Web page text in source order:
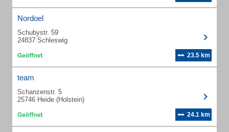
Nordoel
Schubystr. 59
24837 Schleswig
23.5 km
team
Schanzenstr. 5
25746 Heide (Holstein)
24.1 km